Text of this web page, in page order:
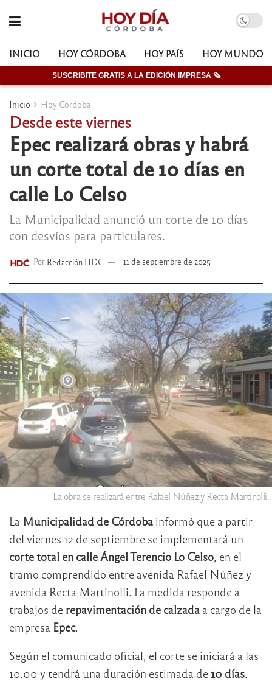
INICIO HOY CÓRDOBA HOY PAÍS HOY MUNDO
SUSCRIBITE GRATIS A LA EDICIÓN IMPRESA 🗞
Inicio Hoy Córdoba
Desde este viernes
Epec realizará obras y habrá
un corte total de 10 días en
calle Lo Celso
La Municipalidad anunció un corte de 10 días
con desvíos para particulares.
Por Redacción HDC 11 de septiembre de 2025
La obra se realizará entre Rafael Núñez y Recta Martinolli.
La Municipalidad de Córdoba informó que a partir
del viernes 12 de septiembre se implementará un
corte total en calle Ángel Terencio Lo Celso, en el
tramo comprendido entre avenida Rafael Núñez y
avenida Recta Martinolli. La medida responde a
trabajos de repavimentación de calzada a cargo de la
empresa Epec.
Según el comunicado oficial, el corte se iniciará a las
10.00 y tendrá una duración estimada de 10 días.